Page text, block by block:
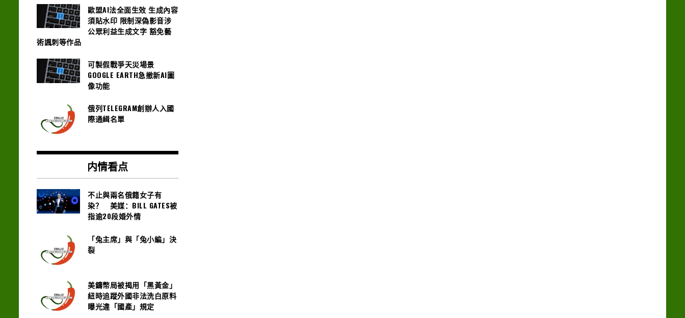
歐盟AI法全面生效 生成內容
須貼水印 限制深偽影音涉
公眾利益生成文字 豁免藝
術諷刺等作品
可製假戰爭天災場景
GOOGLE EARTH急撤新AI圖
像功能
俄列TELEGRAM創辦人入國
際通緝名單
内情看点
不止與兩名俄籍女子有
染？ 美媒：BILL GATES被
指逾20段婚外情
「兔主席」與「兔小編」決
裂
美鑄幣局被揭用「黑黃金」
紐時追蹤外國非法洗白原料
曝光違「國產」規定